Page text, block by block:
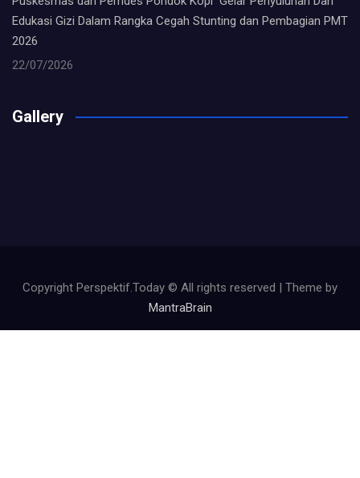
Edukasi Gizi Dalam Rangka Cegah Stunting dan Pembagian PMT
2026
22/07/2026
Gallery
Copyright Perspektif.Today © All rights reserved | Theme by
MantraBrain